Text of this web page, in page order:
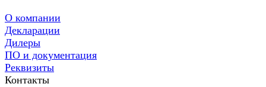
О компании
Декларации
Дилеры
ПО и документация
Реквизиты
Контакты